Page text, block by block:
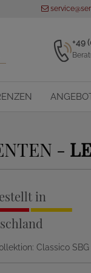
+49
-
in
Classico SBG